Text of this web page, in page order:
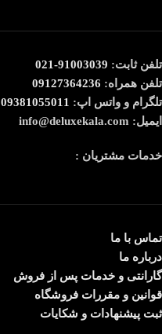
تلفن ثابت: 91003039-021
تلفن همراه: 09127364236
تلگرام و واتس اپ: 09381055011
ایمیل: info@deluxekala.com
خدمات مشتریان :
تماس با ما
درباره ما
گارانتی و خدمات پس از فروش
قوانین و مقررات فروشگاه
ثبت پیشنهادات و شکایات